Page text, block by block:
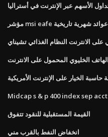
الأسهم عبر الإنترنت في أستراليا
مؤشر msi eafe عوائد شهرية تاريخية
على الانترنت النظام الغذائي تشيناي
الخليوي المحمول على الانترنت
حاسبة الخيار على الإنترنت الأمريكية
Midcap s & p 400 index sep acct
القيمة المستقبلية للنقود تتفوق
انخفاض النفط بالقرب مني